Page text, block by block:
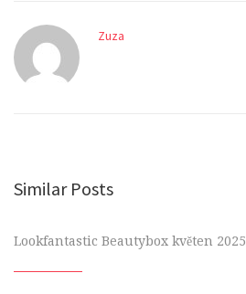
Zuza
Similar Posts
Lookfantastic Beautybox květen 2025